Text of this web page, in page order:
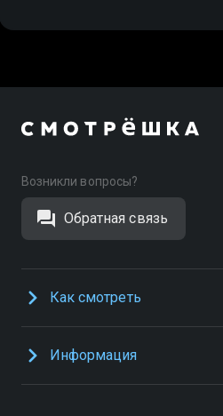
Возникли вопросы?
Обратная связь
Как смотреть
Информация